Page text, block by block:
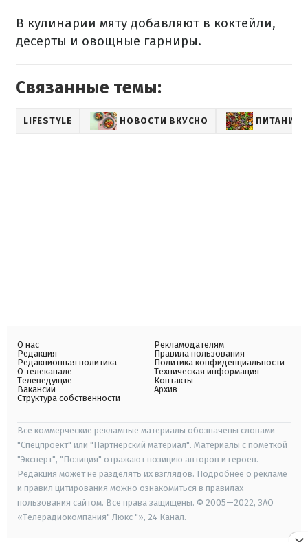
В кулинарии мяту добавляют в коктейли,
десерты и овощные гарниры.
Связанные темы:
LIFESTYLE НОВОСТИ ВКУСНО ПИТАНИЕ
О нас
Редакция
Редакционная политика
О телеканале
Телеведущие
Вакансии
Структура собственности
Рекламодателям
Правила пользования
Политика конфиденциальности
Техническая информация
Контакты
Архив
Все коммерческие рекламные материалы обозначены словами
"Спецпроект" или "Партнерский материал". Материалы с пометкой
"Эксперт", "Позиция" отражают позицию авторов и героев.
Редакция может не разделять их взглядов. Подробнее о рекламе
и правил цитирования можно ознакомиться в правилах
пользования сайтом. Все права защищены. © 2005—2022, ЗАО
«Телерадиокомпания" Люкс "», 24 Канал.